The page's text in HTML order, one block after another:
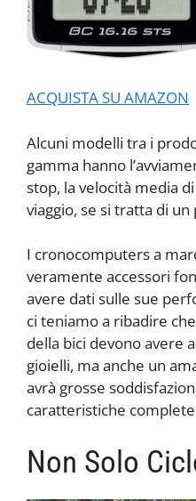
ACQUISTA SU AMAZON
Alcuni modelli tra i
gamma hanno
stop, la velocità media
viaggio, se si tratta di
I cronocomputers a
veramente accessori
avere dati sulle sue
ci teniamo a ribadire
della bici devono avere
gioielli, ma anche un
avrà grosse
caratteristiche
Non Solo